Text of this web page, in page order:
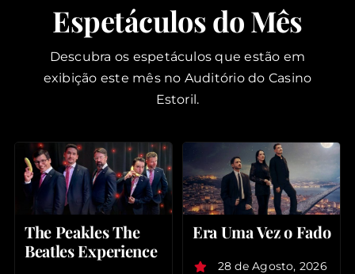
Espetáculos do Mês
Descubra os espetáculos que estão em
exibição este mês no Auditório do Casino
Estoril.
The Peakles The
Beatles Experience
Era Uma Vez o Fado
28 de Agosto, 2026